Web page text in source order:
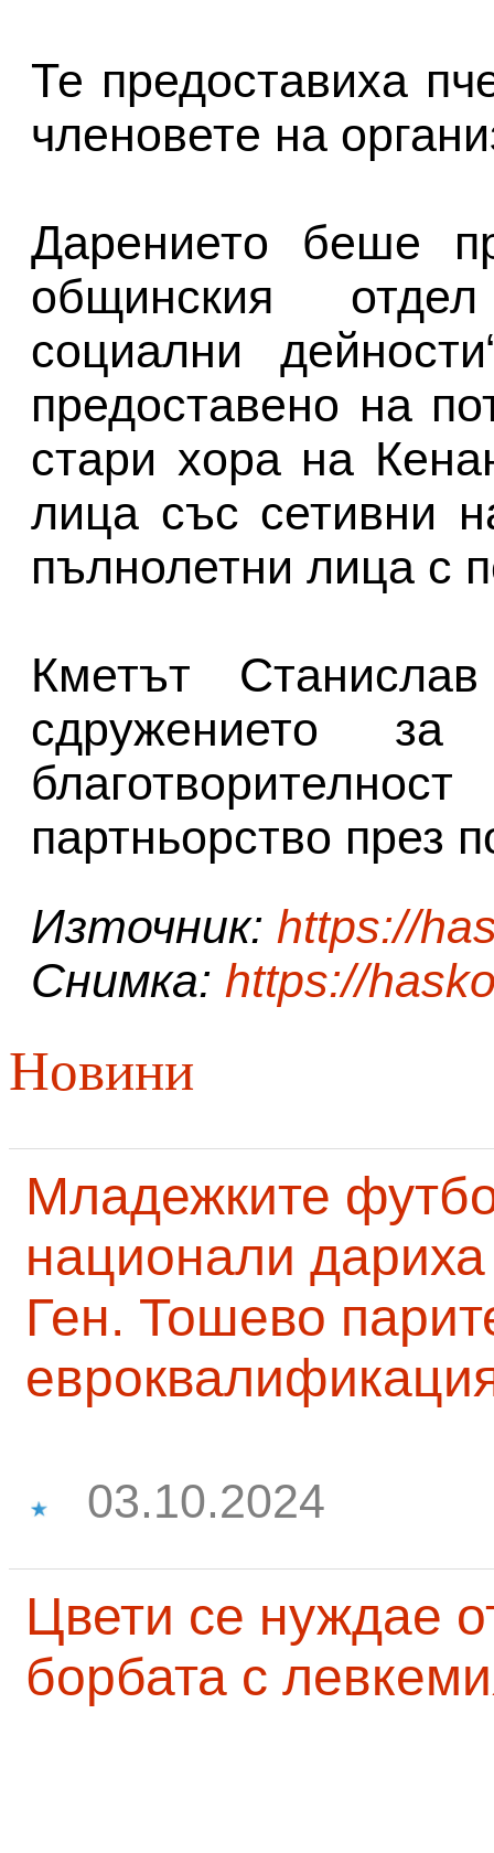
Те предоставиха
членовете на
Дарението беше
общинския
социални
предоставено на
стари хора на
лица със сетивни
пълнолетни лица с
Кметът
сдружението
партньорство през
Източник: https://
Снимка: https://
Новини
Младежките
национали
Ген. Тошево
03.10.2024
Цвети се нуждае
борбата с